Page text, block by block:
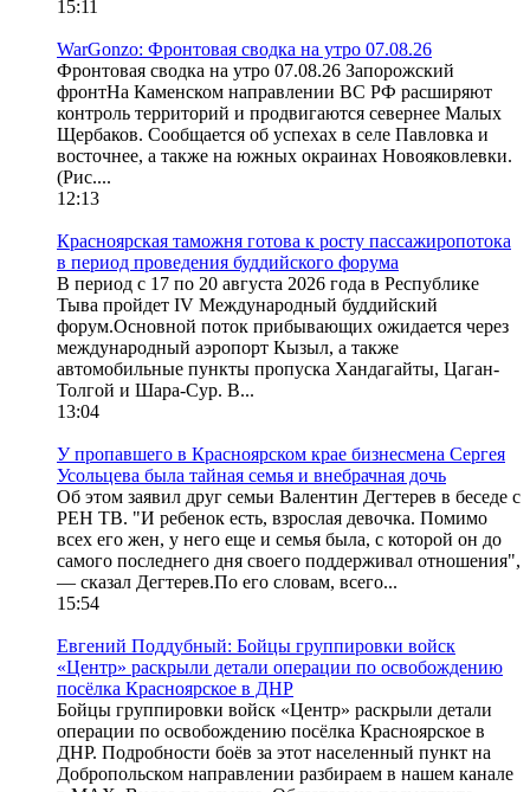
15:11
WarGonzo: Фронтовая сводка на утро 07.08.26
Фронтовая сводка на утро 07.08.26 Запорожский
фронтНа Каменском направлении ВС РФ расширяют
контроль территорий и продвигаются севернее Малых
Щербаков. Сообщается об успехах в селе Павловка и
восточнее, а также на южных окраинах Новояковлевки.
(Рис....
12:13
Красноярская таможня готова к росту пассажиропотока
в период проведения буддийского форума
В период с 17 по 20 августа 2026 года в Республике
Тыва пройдет IV Международный буддийский
форум.Основной поток прибывающих ожидается через
международный аэропорт Кызыл, а также
автомобильные пункты пропуска Хандагайты, Цаган-
Толгой и Шара-Сур. В...
13:04
У пропавшего в Красноярском крае бизнесмена Сергея
Усольцева была тайная семья и внебрачная дочь
Об этом заявил друг семьи Валентин Дегтерев в беседе с
РЕН ТВ. "И ребенок есть, взрослая девочка. Помимо
всех его жен, у него еще и семья была, с которой он до
самого последнего дня своего поддерживал отношения",
— сказал Дегтерев.По его словам, всего...
15:54
Евгений Поддубный: Бойцы группировки войск
«Центр» раскрыли детали операции по освобождению
посёлка Красноярское в ДНР
Бойцы группировки войск «Центр» раскрыли детали
операции по освобождению посёлка Красноярское в
ДНР. Подробности боёв за этот населенный пункт на
Добропольском направлении разбираем в нашем канале